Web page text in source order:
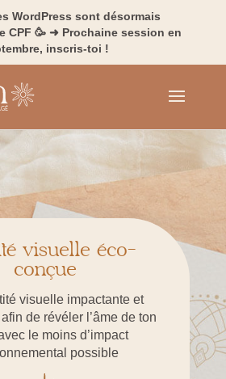
WordPress sont désormais
CPF 🥳 ➜ Prochaine session en
inscris-toi !
visuelle éco-
conçue
visuelle impactante et
de révéler l’âme de ton
le moins d’impact
possible